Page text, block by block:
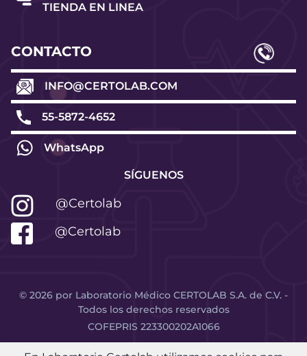
TIENDA EN LINEA
CONTACTO
INFO@CERTOLAB.COM
55-5872-4652
WhatsApp
SÍGUENOS
@Certolab
@Certolab
© 2026 por Laboratorio Médico CERTOLAB S.A. de C.V. -
Todos los derechos reservados
COFEPRIS 223300202A1066